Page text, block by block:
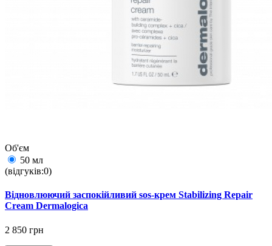
Об'єм
50 мл
(відгуків:0)
Відновлюючий заспокійливий sos-крем Stabilizing Repair
Cream Dermalogica
2 850 грн